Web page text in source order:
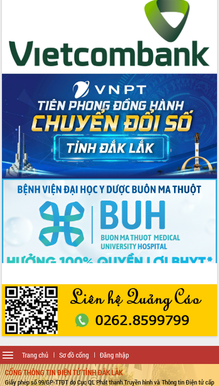
Trang chủ Sơ đồ cổng Đăng nhập
Toggle
navigation
CỔNG THÔNG TIN ĐIỆN TỬ TỈNH ĐẮK LẮK
Giấy phép số 99/GP-TTĐT do Cục QL Phát thanh Truyền hình và Thông tin Điện tử cấp